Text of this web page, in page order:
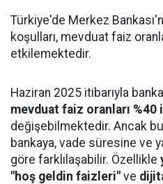
Türkiye'de Merkez
koşulları, mevduat faiz
etkilemektedir.
Haziran 2025 itibarıyla
mevduat faiz oranları %40
değişebilmektedir. Ancak
bankaya, vade süresine ve
göre farklılaşabilir. Özellikle
"hoş geldin faizleri" ve